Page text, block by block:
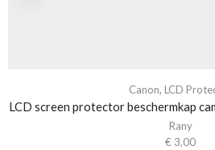
Canon, LCD
LCD screen protector beschermkap
Rany
€ 3,00